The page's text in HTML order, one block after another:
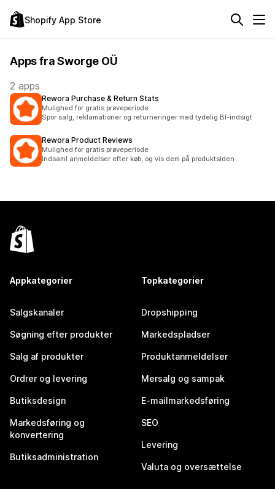
Shopify App Store
Apps fra Sworge OÜ
2 apps
Rewora Purchase & Return Stats
Mulighed for gratis prøveperiode
Spor salg, reklamationer og returneringer med tydelig BI-indsigt
Rewora Product Reviews
Mulighed for gratis prøveperiode
Indsaml anmeldelser efter køb, og vis dem på produktsiden
Appkategorier
Salgskanaler
Søgning efter produkter
Salg af produkter
Ordrer og levering
Butiksdesign
Markedsføring og
konvertering
Butiksadministration
Topkategorier
Dropshipping
Markedspladser
Produktanmeldelser
Mersalg og sampak
E-mailmarkedsføring
SEO
Levering
Valuta og oversættelse